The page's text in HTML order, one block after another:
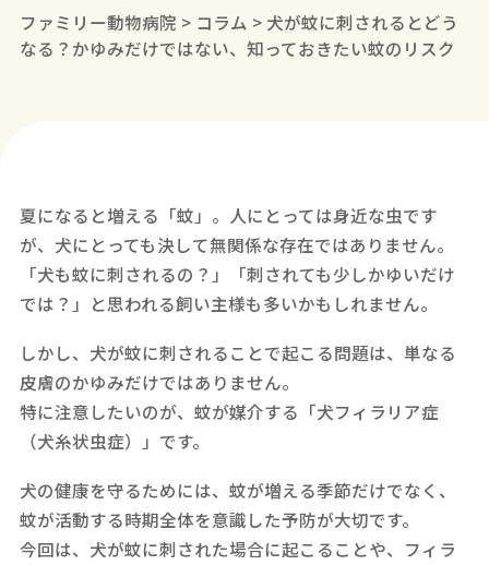
ファミリー動物病院 > コラム > 犬が蚊に刺されるとどう
なる？かゆみだけではない、知っておきたい蚊のリスク
夏になると増える「蚊」。人にとっては身近な虫です
が、犬にとっても決して無関係な存在ではありません。
「犬も蚊に刺されるの？」「刺されても少しかゆいだけ
では？」と思われる飼い主様も多いかもしれません。
しかし、犬が蚊に刺されることで起こる問題は、単なる
皮膚のかゆみだけではありません。
特に注意したいのが、蚊が媒介する「犬フィラリア症
（犬糸状虫症）」です。
犬の健康を守るためには、蚊が増える季節だけでなく、
蚊が活動する時期全体を意識した予防が大切です。
今回は、犬が蚊に刺された場合に起こることや、フィラ